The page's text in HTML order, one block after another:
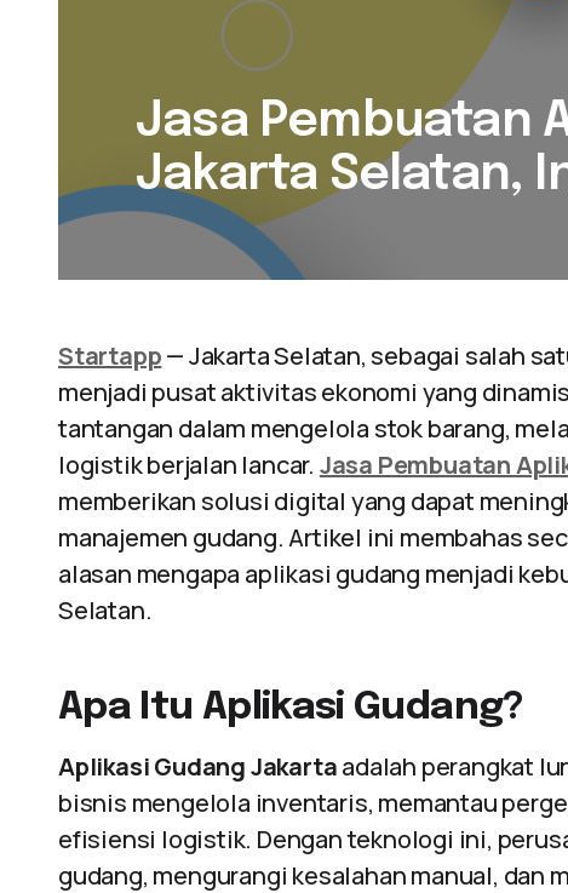
Jasa Pembuatan
Jakarta Selatan,
Startapp— Jakarta Selatan, sebagai salah
menjadi pusat aktivitas ekonomi yang
tantangan dalam mengelola stok barang,
logistik berjalan lancar. Jasa Pembuatan
memberikan solusi digital yang dapat
manajemen gudang. Artikel ini membahas
alasan mengapa aplikasi gudang menjadi
Selatan.
Apa Itu Aplikasi Gudang?
Aplikasi Gudang Jakartaadalah perangkat
bisnis mengelola inventaris, memantau
efisiensi logistik. Dengan teknologi ini,
gudang, mengurangi kesalahan manual, dan